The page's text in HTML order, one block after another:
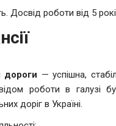
Досвід роботи від 5
дороги — успішна,
роботи в галузі
доріг в Україні.